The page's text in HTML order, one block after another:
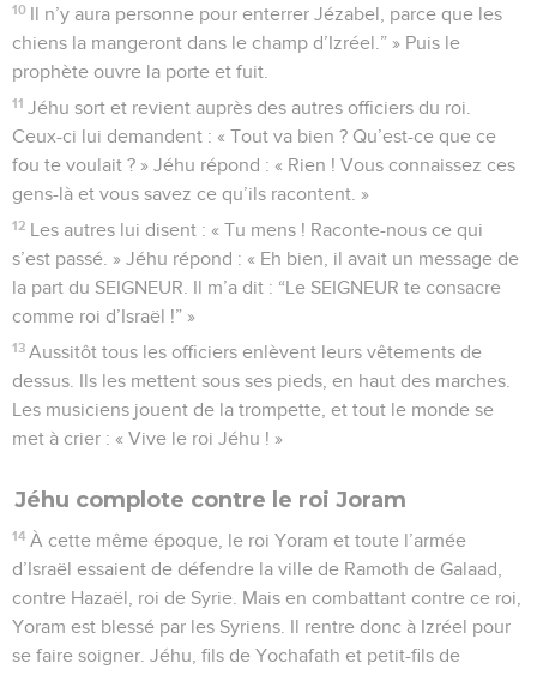
10 Il n’y aura personne pour enterrer Jézabel, parce que les
chiens la mangeront dans le champ d’Izréel.” » Puis le
prophète ouvre la porte et fuit.
11 Jéhu sort et revient auprès des autres officiers du roi.
Ceux-ci lui demandent : « Tout va bien ? Qu’est-ce que ce
fou te voulait ? » Jéhu répond : « Rien ! Vous connaissez ces
gens-là et vous savez ce qu’ils racontent. »
12 Les autres lui disent : « Tu mens ! Raconte-nous ce qui
s’est passé. » Jéhu répond : « Eh bien, il avait un message de
la part du SEIGNEUR. Il m’a dit : “Le SEIGNEUR te consacre
comme roi d’Israël !” »
13 Aussitôt tous les officiers enlèvent leurs vêtements de
dessus. Ils les mettent sous ses pieds, en haut des marches.
Les musiciens jouent de la trompette, et tout le monde se
met à crier : « Vive le roi Jéhu ! »
Jéhu complote contre le roi Joram
14 À cette même époque, le roi Yoram et toute l’armée
d’Israël essaient de défendre la ville de Ramoth de Galaad,
contre Hazaël, roi de Syrie. Mais en combattant contre ce roi,
Yoram est blessé par les Syriens. Il rentre donc à Izréel pour
se faire soigner. Jéhu, fils de Yochafath et petit-fils de